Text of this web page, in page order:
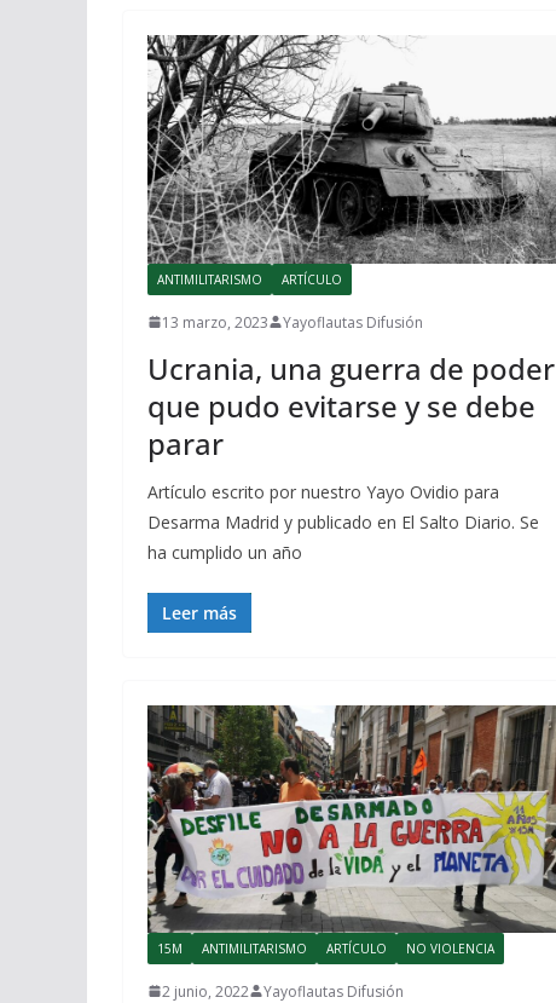
ANTIMILITARISMO ARTÍCULO
13 marzo, 2023 Yayoflautas Difusión
Ucrania, una guerra de poder
que pudo evitarse y se debe
parar
Artículo escrito por nuestro Yayo Ovidio para
Desarma Madrid y publicado en El Salto Diario. Se
ha cumplido un año
Leer más
15M ANTIMILITARISMO ARTÍCULO NO VIOLENCIA
2 junio, 2022 Yayoflautas Difusión